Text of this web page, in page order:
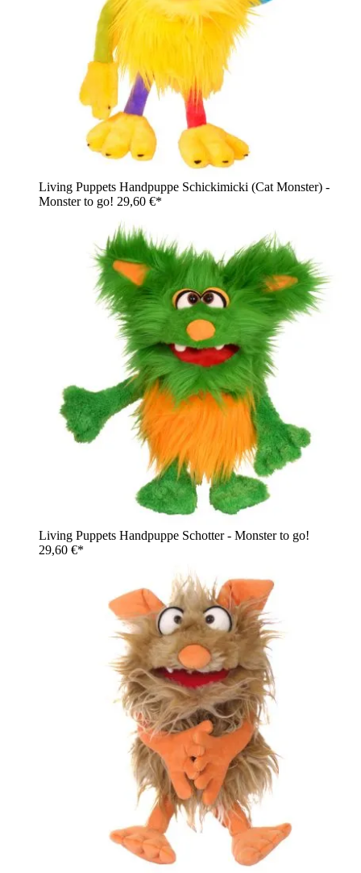
Living Puppets Handpuppe Schickimicki (Cat Monster) -
Monster to go! 29,60 €*
Living Puppets Handpuppe Schotter - Monster to go!
29,60 €*